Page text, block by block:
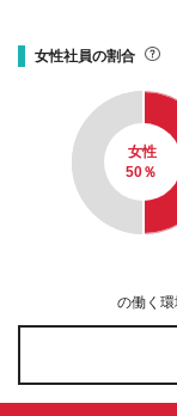
女性社員の割合
女性
50％
の働く